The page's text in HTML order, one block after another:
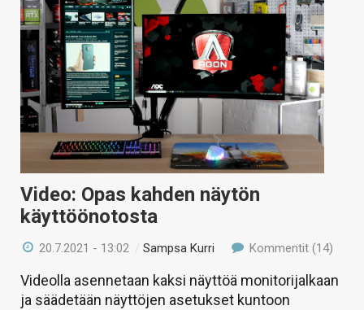
Video: Opas kahden näytön
käyttöönotosta
20.7.2021 - 13:02 /Sampsa Kurri Kommentit (14)
Videolla asennetaan kaksi näyttöä monitorijalkaan
ja säädetään näyttöjen asetukset kuntoon